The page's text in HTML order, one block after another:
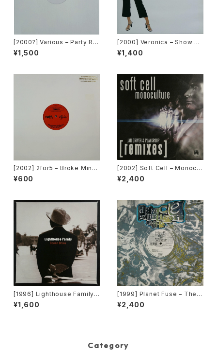
[2000?] Various – Party Re
mixers Volume 5 [OPR]
¥1,500
[2000] Veronica – Show M
e Love [Urbanstar]
¥1,400
[2002] 2for5 – Broke Mind
s Think Alike [Cajo!]
¥600
[2002] Soft Cell – Monocul
ture (Jan Driver & Playgrou
p Remixes) [3 Lanka]
¥2,400
[1996] Lighthouse Family –
Ocean Drive [Wildcard]
¥1,600
[1999] Planet Fuse – The R
eal Face [Dance Pollution]
¥2,400
Category